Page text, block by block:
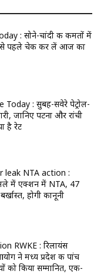
: सोने-चांदी की कीमतों में
से पहले चेक कर लें आज का
: सुबह-सवेरे पेट्रोल-
जानिए पटना और रांची
है रेट
leak NTA action :
में एक्शन में NTA, 47
होगी कानूनी
RWKE : रिलायंस
ने मध्य प्रदेश की पांच
को किया सम्मानित, एक-